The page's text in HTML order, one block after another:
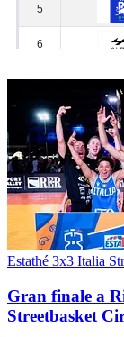
Estathé 3x3 Italia
Gran finale a
Streetbasket